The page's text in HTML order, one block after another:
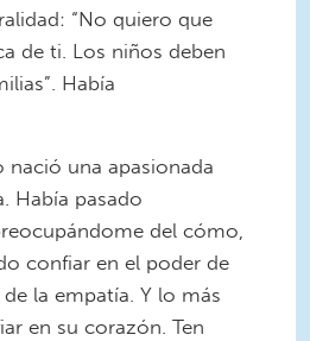
“No quiero que
de ti. Los niños deben
Había
nació una apasionada
Había pasado
del cómo,
confiar en el poder de
la empatía. Y lo más
en su corazón. Ten